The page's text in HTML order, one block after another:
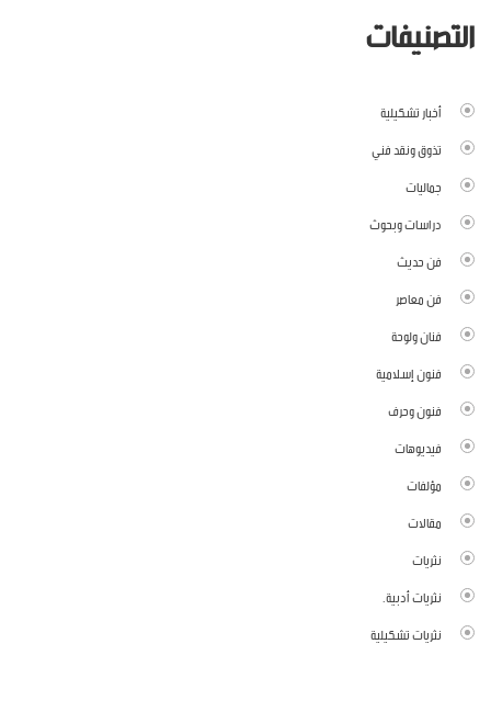
التصنيفات
أخبار تشكيلية
تذوق ونقد فني
جماليات
دراسات وبحوث
فن حديث
فن معاصر
فنان ولوحة
فنون إسلامية
فنون وحرف
فيديوهات
مؤلفات
مقالات
نثريات
نثريات أدبية.
نثريات تشكيلية